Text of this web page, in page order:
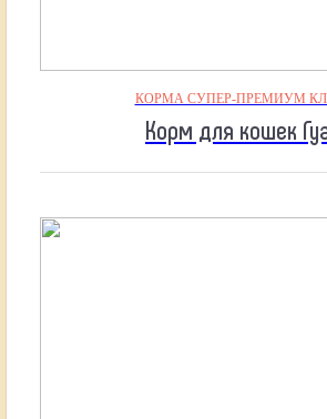
КОРМА СУПЕР-ПРЕМИУМ
Корм для кошек